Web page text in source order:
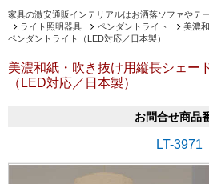
家具の激安通販インテリアルはお洒落ソファやテ
ライト照明器具
ペンダントライト
美濃
ペンダントライト（LED対応／日本製）
美濃和紙・吹き抜け用縦長シェー
（LED対応／日本製）
お問合せ商品
LT-3971